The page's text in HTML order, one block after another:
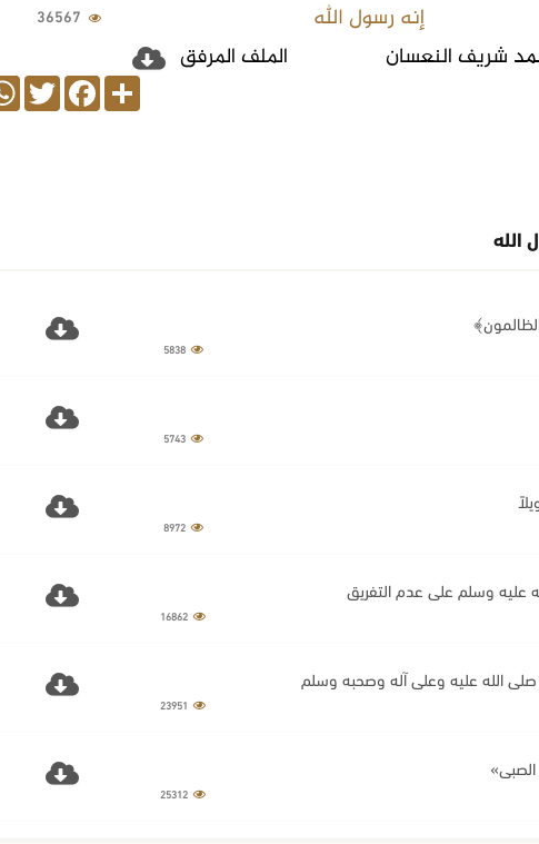
إنه رسول الله 36567
شريف النعسان الملف المرفق
Share
Facebook
Twitter
5838
5743
8972
الله عليه وعلى آله وصحبه وسلم